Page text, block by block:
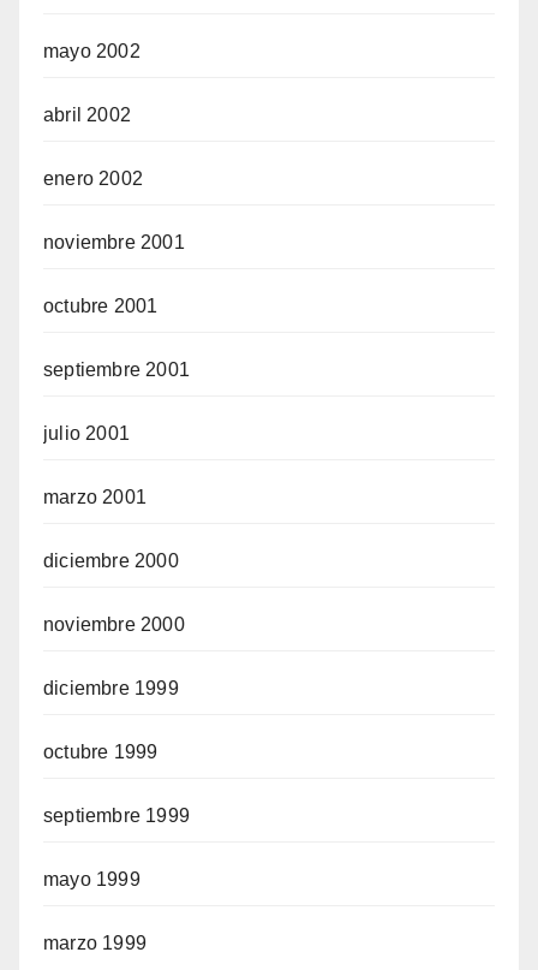
mayo 2002
abril 2002
enero 2002
noviembre 2001
octubre 2001
septiembre 2001
julio 2001
marzo 2001
diciembre 2000
noviembre 2000
diciembre 1999
octubre 1999
septiembre 1999
mayo 1999
marzo 1999